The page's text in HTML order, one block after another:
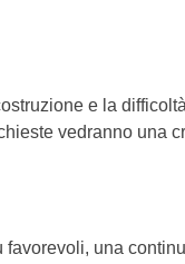
e la
vedranno una
una